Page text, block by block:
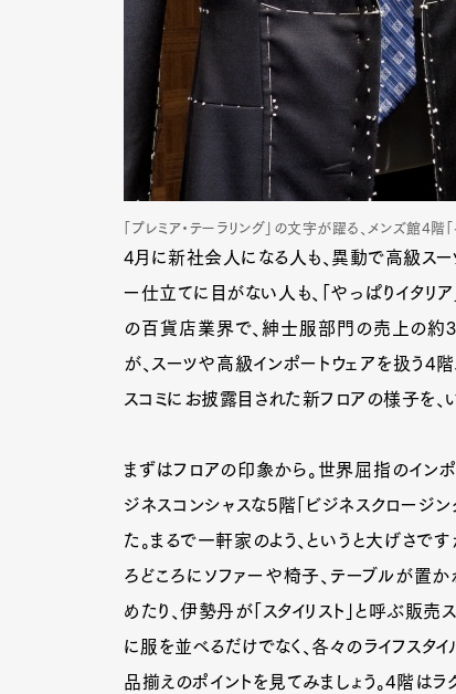
「プレミア・テーラリング」の文字が躍る、メンズ館4階
4月に新社会人になる人も、異動で高級スー
ー仕立てに目がない人も、「やっぱりイタリ
の百貨店業界で、紳士服部門の売上の約3
が、スーツや高級インポートウェアを扱う4
スコミにお披露目された新フロアの様子を、
まずはフロアの印象から。世界屈指のインポ
ジネスコンシャスな5階「ビジネスクロージ
た。まるで一軒家のよう、というと大げさで
ろどころにソファーや椅子、テーブルが置
めたり、伊勢丹が「スタイリスト」と呼ぶ販
に服を並べるだけでなく、各々のライフスタ
品揃えのポイントを見てみましょう。4階はラ